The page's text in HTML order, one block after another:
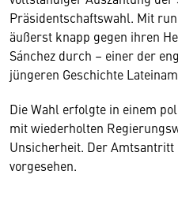
Präsidentschaftswahl. Mit
äußerst knapp gegen ihren
Sánchez durch – einer der
jüngeren Geschichte
Die Wahl erfolgte in einem
mit wiederholten
Unsicherheit. Der
vorgesehen.